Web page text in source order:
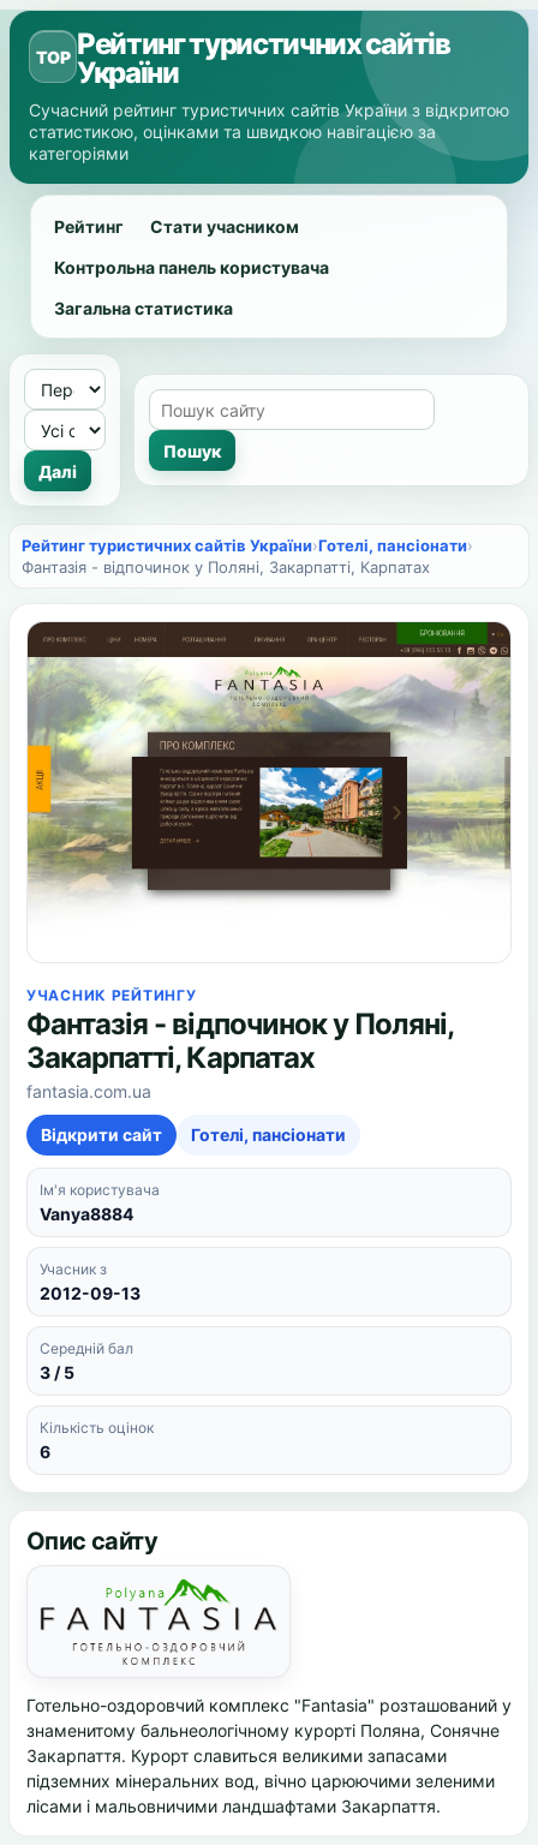
TOP Рейтинг туристичних сайтів
України
Сучасний рейтинг туристичних сайтів України з відкритою
статистикою, оцінками та швидкою навігацією за
категоріями
Рейтинг
Стати учасником
Контрольна панель користувача
Загальна статистика
Рейтинг туристичних сайтів України›Готелі, пансіонати›
Фантазія - відпочинок у Поляні, Закарпатті, Карпатах
УЧАСНИК РЕЙТИНГУ
Фантазія - відпочинок у Поляні,
Закарпатті, Карпатах
fantasia.com.ua
Відкрити сайт Готелі, пансіонати
Ім'я користувача
Vanya8884
Учасник з
2012-09-13
Середній бал
3 / 5
Кількість оцінок
6
Опис сайту
Готельно-оздоровчий комплекс "Fantasia" розташований у
знаменитому бальнеологічному курорті Поляна, Сонячне
Закарпаття. Курорт славиться великими запасами
підземних мінеральних вод, вічно царюючими зеленими
лісами і мальовничими ландшафтами Закарпаття.